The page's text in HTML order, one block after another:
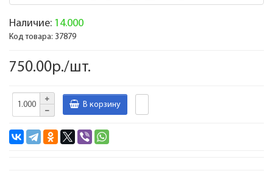
Наличие: 14.000
Код товара: 37879
750.00р./шт.
В корзину